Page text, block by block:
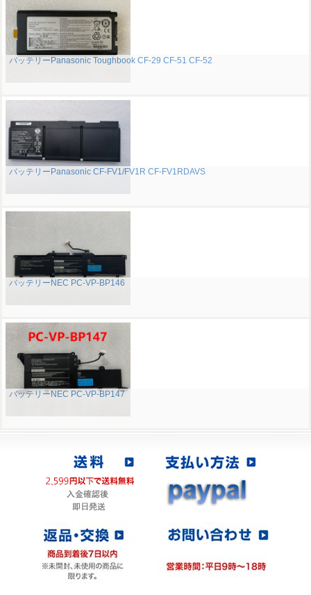
バッテリーPanasonic Toughbook CF-29 CF-51 CF-52
バッテリーPanasonic CF-FV1/FV1R CF-FV1RDAVS
バッテリーNEC PC-VP-BP146
バッテリーNEC PC-VP-BP147